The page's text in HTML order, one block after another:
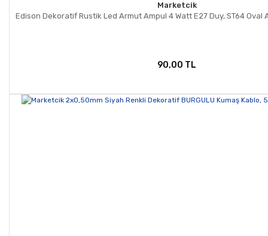
Marketcik
Edison Dekoratif Rustik Led Armut Ampul 4 Watt E27 Duy, ST64 Oval
90,00 TL